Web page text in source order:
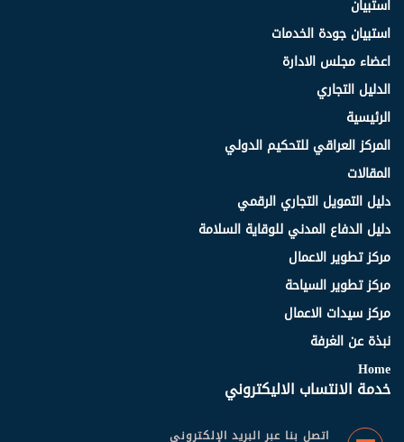
استبيان
استبيان جودة الخدمات
اعضاء مجلس الادارة
الدليل التجاري
الرئيسية
المركز العراقي للتحكيم الدولي
المقالات
دليل التمويل التجاري الرقمي
دليل الدفاع المدني للوقاية السلامة
مركز تطوير الاعمال
مركز تطوير السياحة
مركز سيدات الاعمال
نبذة عن الغرفة
Home
خدمة الانتساب الاليكتروني
اتصل بنا عبر البريد الإلكتروني